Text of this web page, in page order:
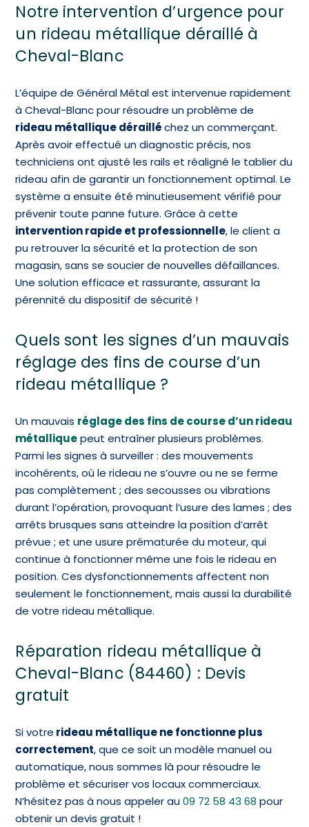
Notre intervention d’urgence pour
un rideau métallique déraillé à
Cheval-Blanc
L’équipe de Général Métal est intervenue rapidement
à Cheval-Blanc pour résoudre un problème de
rideau métallique dérailléchez un commerçant.
Après avoir effectué un diagnostic précis, nos
techniciens ont ajusté les rails et réaligné le tablier du
rideau afin de garantir un fonctionnement optimal. Le
système a ensuite été minutieusement vérifié pour
prévenir toute panne future. Grâce à cette
intervention rapide et professionnelle, le client a
pu retrouver la sécurité et la protection de son
magasin, sans se soucier de nouvelles défaillances.
Une solution efficace et rassurante, assurant la
pérennité du dispositif de sécurité !
Quels sont les signes d’un mauvais
réglage des fins de course d’un
rideau métallique ?
Un mauvais réglage des fins de course d’un rideau
métalliquepeut entraîner plusieurs problèmes.
Parmi les signes à surveiller : des mouvements
incohérents, où le rideau ne s’ouvre ou ne se ferme
pas complètement ; des secousses ou vibrations
durant l’opération, provoquant l’usure des lames ; des
arrêts brusques sans atteindre la position d’arrêt
prévue ; et une usure prématurée du moteur, qui
continue à fonctionner même une fois le rideau en
position. Ces dysfonctionnements affectent non
seulement le fonctionnement, mais aussi la durabilité
de votre rideau métallique.
Réparation rideau métallique à
Cheval-Blanc (84460) : Devis
gratuit
Si votre rideau métallique ne fonctionne plus
correctement, que ce soit un modèle manuel ou
automatique, nous sommes là pour résoudre le
problème et sécuriser vos locaux commerciaux.
N’hésitez pas à nous appeler au09 72 58 43 68 pour
obtenir un devis gratuit !